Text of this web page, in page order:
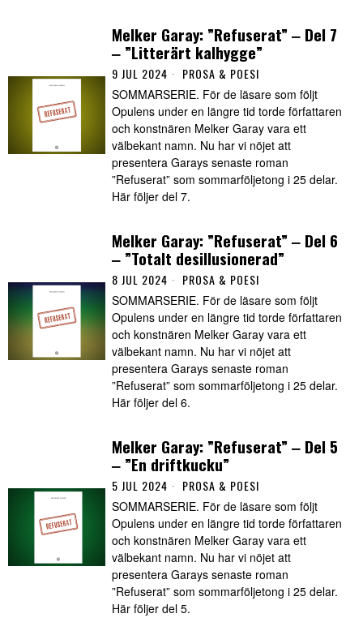
Melker Garay: ”Refuserat” ‒ Del 7
‒ ”Litterärt kalhygge”
9 JUL 2024 PROSA & POESI
SOMMARSERIE. För de läsare som följt
Opulens under en längre tid torde författaren
och konstnären Melker Garay vara ett
välbekant namn. Nu har vi nöjet att
presentera Garays senaste roman
”Refuserat” som sommarföljetong i 25 delar.
Här följer del 7.
Melker Garay: ”Refuserat” ‒ Del 6
‒ ”Totalt desillusionerad”
8 JUL 2024 PROSA & POESI
SOMMARSERIE. För de läsare som följt
Opulens under en längre tid torde författaren
och konstnären Melker Garay vara ett
välbekant namn. Nu har vi nöjet att
presentera Garays senaste roman
”Refuserat” som sommarföljetong i 25 delar.
Här följer del 6.
Melker Garay: ”Refuserat” ‒ Del 5
‒ ”En driftkucku”
5 JUL 2024 PROSA & POESI
SOMMARSERIE. För de läsare som följt
Opulens under en längre tid torde författaren
och konstnären Melker Garay vara ett
välbekant namn. Nu har vi nöjet att
presentera Garays senaste roman
”Refuserat” som sommarföljetong i 25 delar.
Här följer del 5.